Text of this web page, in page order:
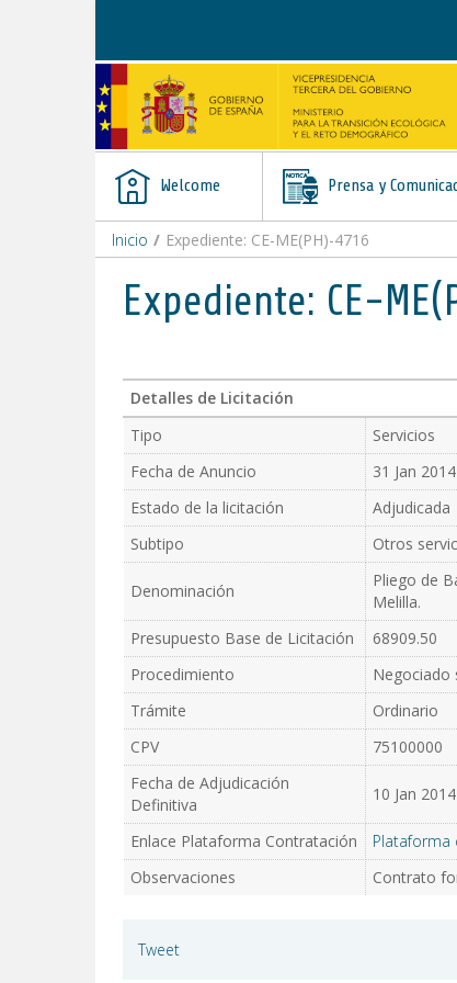
Welcome Prensa y
Inicio / Expediente: CE-ME(PH)-4716
Expediente: CE-
Detalles de Licitación
Tipo
Servicios
Fecha de Anuncio
31 Jan 2014
Estado de la licitación
Adjudicada
Subtipo
Otros
Denominación
Pliego de
Melilla.
Presupuesto Base de Licitación
68909.50
Procedimiento
Negociado
Trámite
Ordinario
CPV
75100000
Fecha de Adjudicación
Definitiva
10 Jan 2014
Enlace Plataforma Contratación
Plataforma
Observaciones
Contrato
Tweet